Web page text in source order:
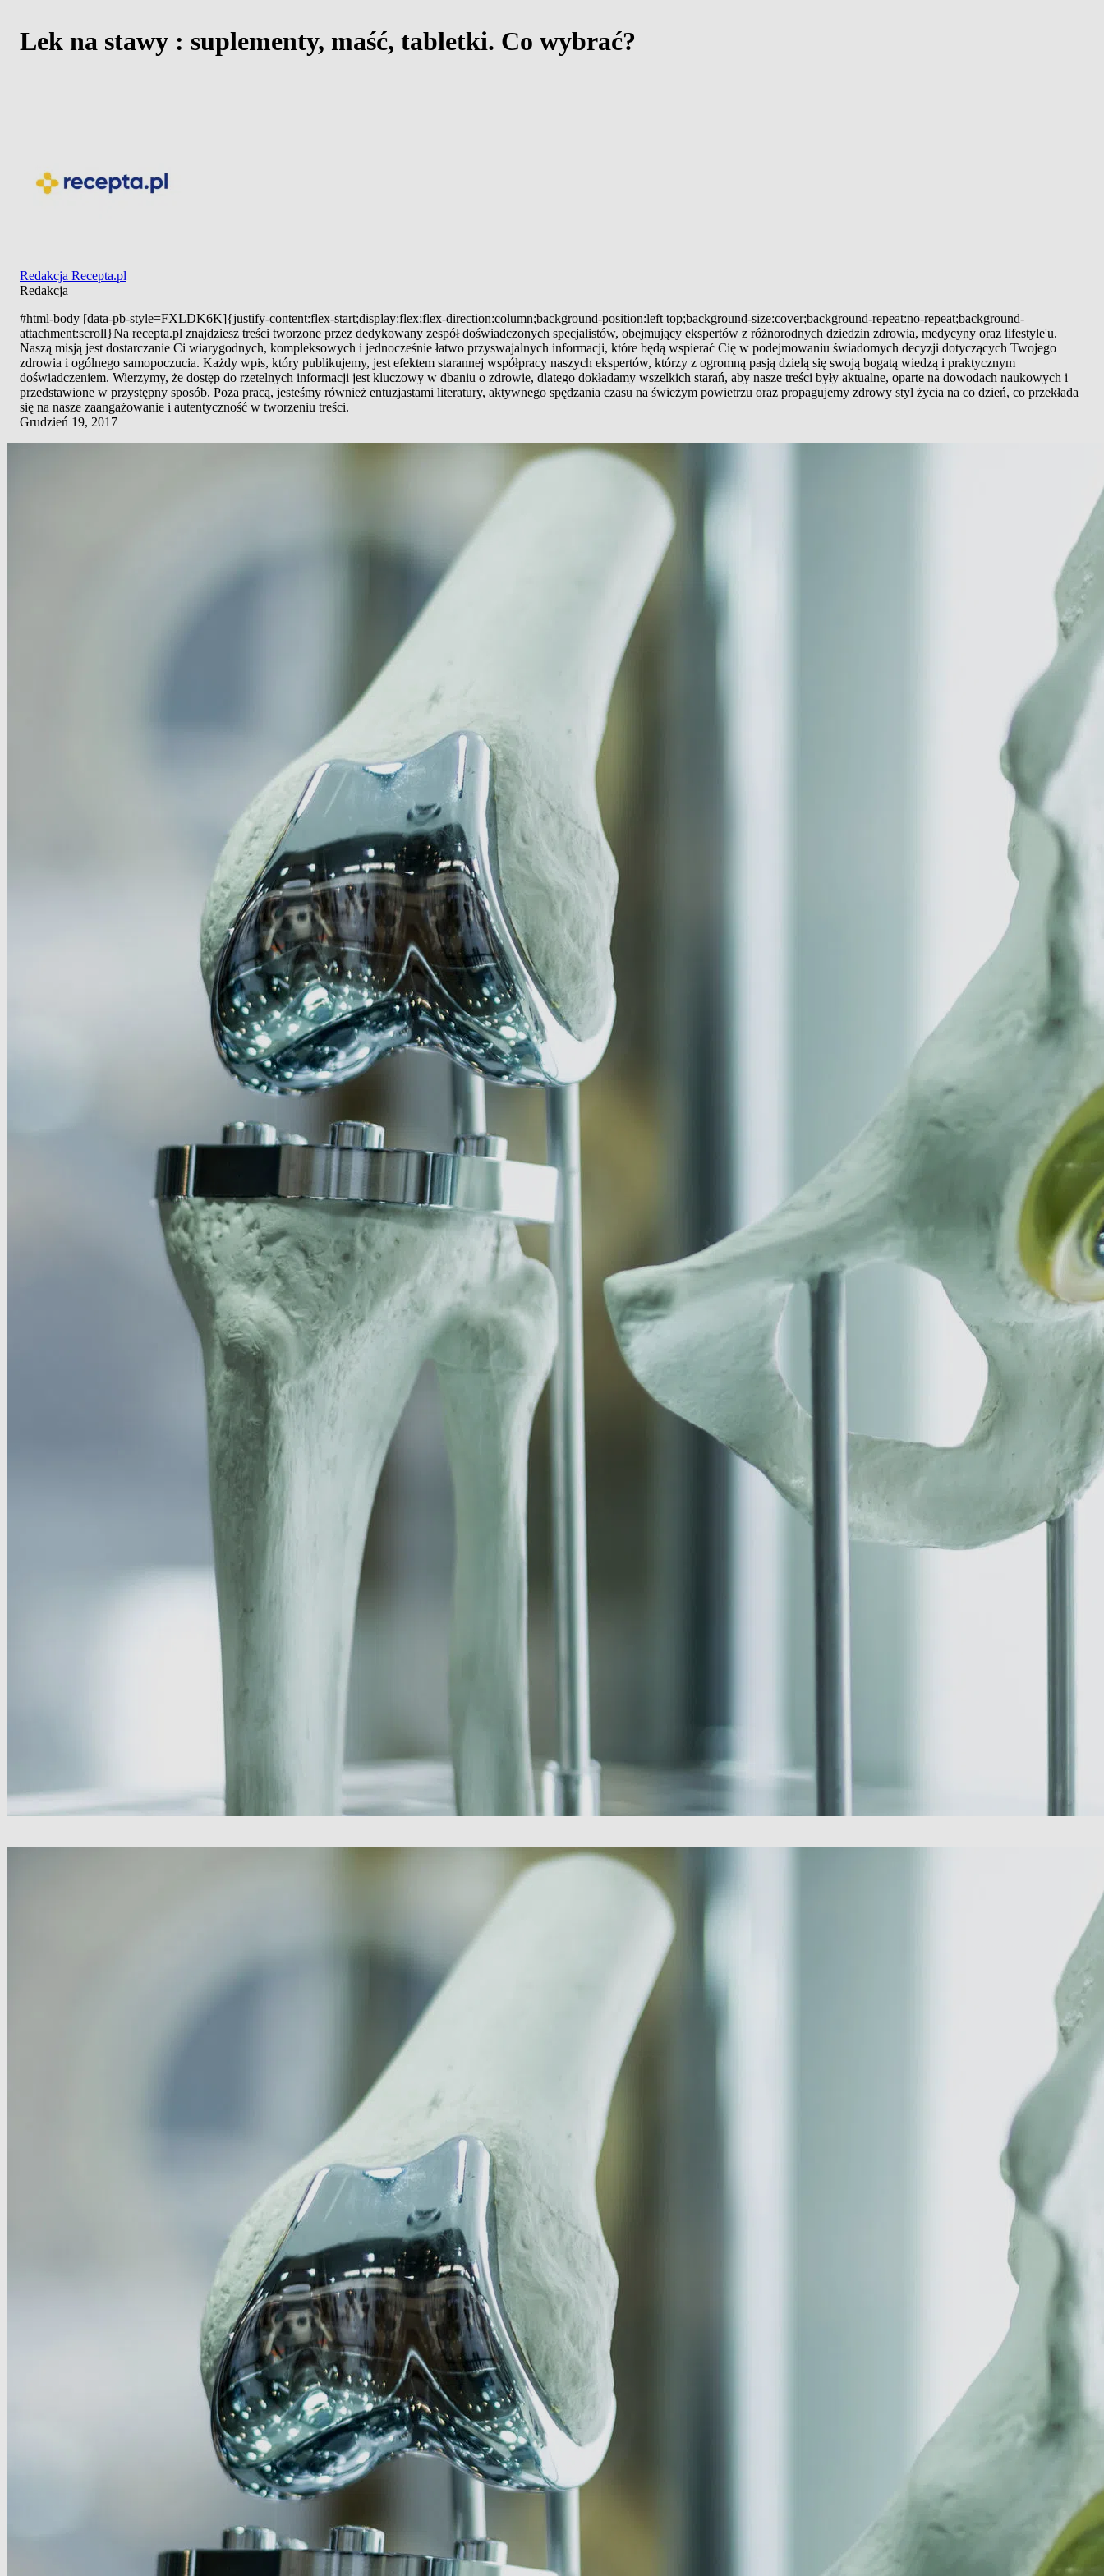
Lek na stawy : suplementy, maść, tabletki. Co wybrać?
Redakcja Recepta.pl
Redakcja
#html-body [data-pb-style=FXLDK6K]{justify-content:flex-start;display:flex;flex-direction:column;background-position:left top;background-size:cover;background-repeat:no-repeat;background-
attachment:scroll}Na recepta.pl znajdziesz treści tworzone przez dedykowany zespół doświadczonych specjalistów, obejmujący ekspertów z różnorodnych dziedzin zdrowia, medycyny oraz lifestyle'u.
Naszą misją jest dostarczanie Ci wiarygodnych, kompleksowych i jednocześnie łatwo przyswajalnych informacji, które będą wspierać Cię w podejmowaniu świadomych decyzji dotyczących Twojego
zdrowia i ogólnego samopoczucia. Każdy wpis, który publikujemy, jest efektem starannej współpracy naszych ekspertów, którzy z ogromną pasją dzielą się swoją bogatą wiedzą i praktycznym
doświadczeniem. Wierzymy, że dostęp do rzetelnych informacji jest kluczowy w dbaniu o zdrowie, dlatego dokładamy wszelkich starań, aby nasze treści były aktualne, oparte na dowodach naukowych i
przedstawione w przystępny sposób. Poza pracą, jesteśmy również entuzjastami literatury, aktywnego spędzania czasu na świeżym powietrzu oraz propagujemy zdrowy styl życia na co dzień, co przekłada
się na nasze zaangażowanie i autentyczność w tworzeniu treści.
Grudzień 19, 2017